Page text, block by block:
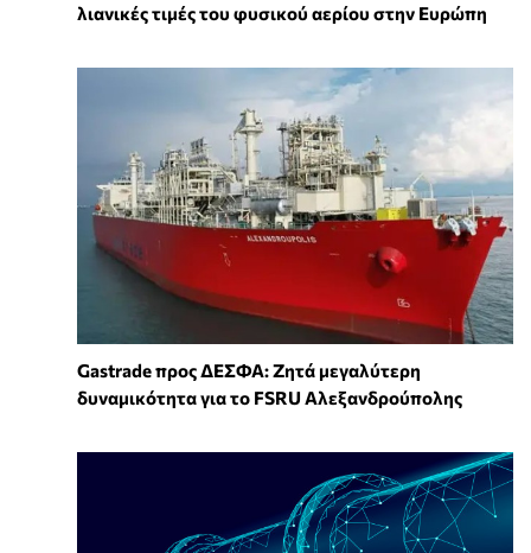
λιανικές τιμές του φυσικού αερίου στην Ευρώπη
Gastrade προς ΔΕΣΦΑ: Ζητά μεγαλύτερη
δυναμικότητα για το FSRU Αλεξανδρούπολης